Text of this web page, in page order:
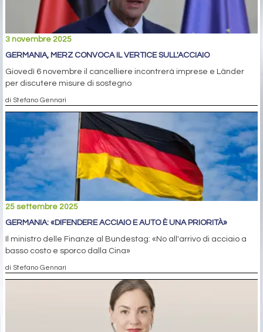
3 novembre 2025
GERMANIA, MERZ CONVOCA IL VERTICE SULL'ACCIAIO
Giovedì 6 novembre il cancelliere incontrerà imprese e Länder
per discutere misure di sostegno
di Stefano Gennari
25 settembre 2025
GERMANIA: «DIFENDERE ACCIAIO E AUTO È UNA PRIORITÀ»
Il ministro delle Finanze al Bundestag: «No all'arrivo di acciaio a
basso costo e sporco dalla Cina»
di Stefano Gennari